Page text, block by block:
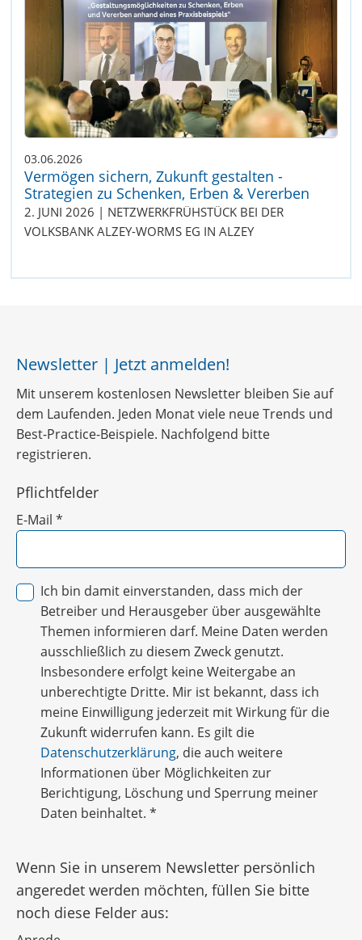
03.06.2026
Vermögen sichern, Zukunft gestalten -
Strategien zu Schenken, Erben & Vererben
2. JUNI 2026 | NETZWERKFRÜHSTÜCK BEI DER
VOLKSBANK ALZEY-WORMS EG IN ALZEY
Newsletter | Jetzt anmelden!
Mit unserem kostenlosen Newsletter bleiben Sie auf
dem Laufenden. Jeden Monat viele neue Trends und
Best-Practice-Beispiele. Nachfolgend bitte
registrieren.
Pflichtfelder
E-Mail *
Ich bin damit einverstanden, dass mich der
Betreiber und Herausgeber über ausgewählte
Themen informieren darf. Meine Daten werden
ausschließlich zu diesem Zweck genutzt.
Insbesondere erfolgt keine Weitergabe an
unberechtigte Dritte. Mir ist bekannt, dass ich
meine Einwilligung jederzeit mit Wirkung für die
Zukunft widerrufen kann. Es gilt die
Datenschutzerklärung, die auch weitere
Informationen über Möglichkeiten zur
Berichtigung, Löschung und Sperrung meiner
Daten beinhaltet. *
Wenn Sie in unserem Newsletter persönlich
angeredet werden möchten, füllen Sie bitte
noch diese Felder aus: